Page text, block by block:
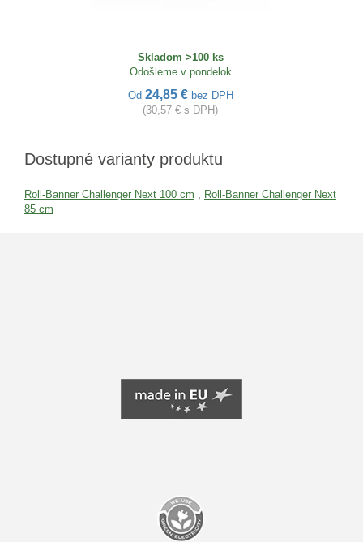
Skladom >100 ks
Odošleme v pondelok
Od 24,85 € bez DPH
(30,57 € s DPH)
Dostupné varianty produktu
Roll-Banner Challenger Next 100 cm
Roll-Banner Challenger Next
85 cm